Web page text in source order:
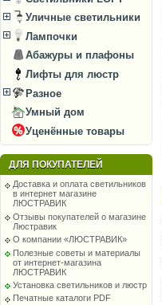
Уличные светильники
Лампочки
Абажуры и плафоны
Лифты для люстр
Разное
Умный дом
Уценённые товары
ДЛЯ ПОКУПАТЕЛЕЙ
Доставка и оплата светильников
в интернет магазине
ЛЮСТРАВИК
Отзывы покупателей о магазине
Люстравик
О компании «ЛЮСТРАВИК»
Полезные советы и материалы
от интернет-магазина
ЛЮСТРАВИК
Установка светильников и люстр
Печатные каталоги PDF